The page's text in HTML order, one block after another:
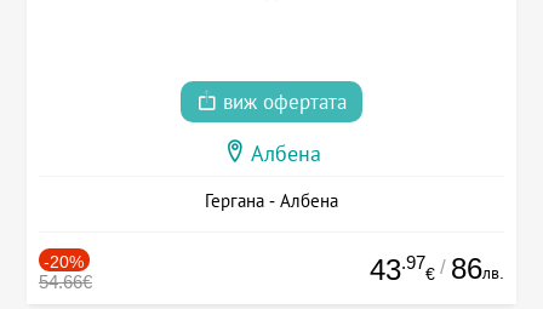
виж офертата
Албена
Гергана - Албена
-20%
54.66€ 43.97
€ / 86лв.